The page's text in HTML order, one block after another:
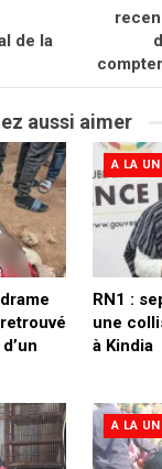
de la
aussi aimer
A LA
RN1 :
une
à Kindia
A LA